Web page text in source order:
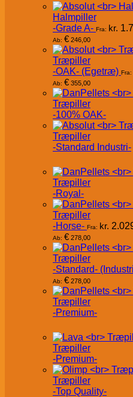
Halmpiller
-Grade A- Fra: kr.
Ab: € 246,00
Træpiller
-OAK- (Egetræ) Fra:
Ab: € 355,00
Træpiller
-100% OAK-
Træpiller
-Standard Industri-
Træpiller
-Royal-
Træpiller
-Horse- Fra: kr.
Ab: € 278,00
Træpiller
-Standard-
Ab: € 278,00
Træpiller
-Premium-
Træpiller
-Premium-
Træpiller
-Top Quality-